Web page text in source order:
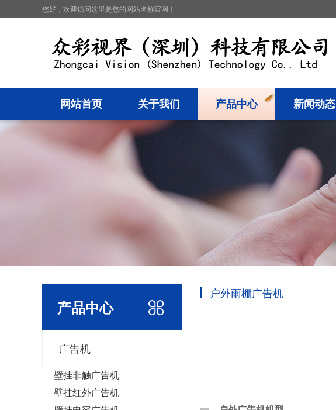
您好，欢迎访问这里是您的网站名称官网！
网站首页 关于我们 产品中心 新闻动态
产品中心
广告机
壁挂非触广告机
壁挂红外广告机
户外雨棚广告机